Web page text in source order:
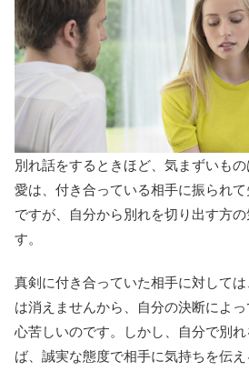
別れ話をするときほど、気まずいも
愛は、付き合っている相手に振られ
ですが、自分から別れを切り出す方
す。
真剣に付き合っていた相手に対して
は消えませんから、自分の決断によ
心苦しいのです。しかし、自分で別
ば、誠実な態度で相手に気持ちを伝え